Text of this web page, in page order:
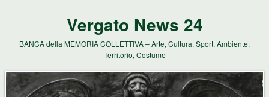
Vergato News 24
BANCA della MEMORIA COLLETTIVA – Arte, Cultura, Sport, Ambiente,
Territorio, Costume